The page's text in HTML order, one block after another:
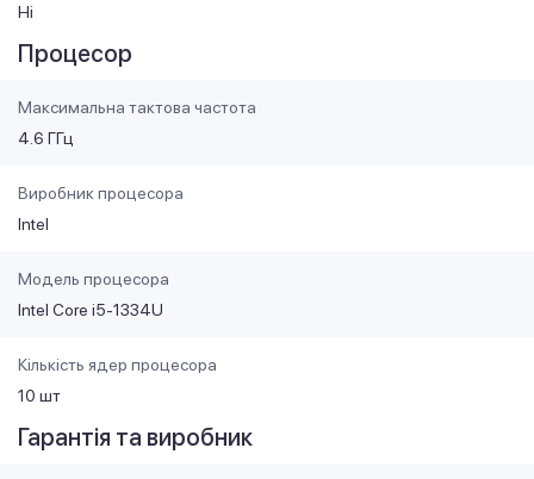
Ні
Процесор
Максимальна тактова частота
4.6 ГГц
Виробник процесора
Intel
Модель процесора
Intel Core i5-1334U
Кількість ядер процесора
10 шт
Гарантія та виробник